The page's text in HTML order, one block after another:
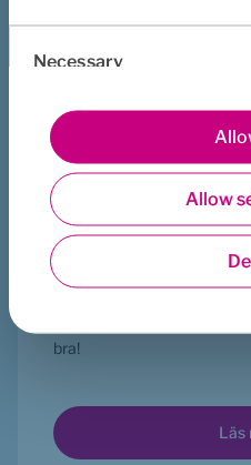
Selection
Necessary
Preferences
Statistics
Marketing
Allow
Sjukförsäkring
En trygghet
Sjukförsäkring PlanSjuk
om du skulle bli långvarigt
samtalsstöd och få hjälp av
Om du blir sjuk får du och
bra!
Läs